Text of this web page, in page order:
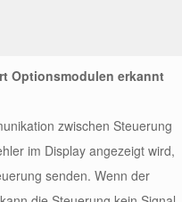
Optionsmodulen erkannt
zwischen Steuerung
im Display angezeigt wird,
senden. Wenn der